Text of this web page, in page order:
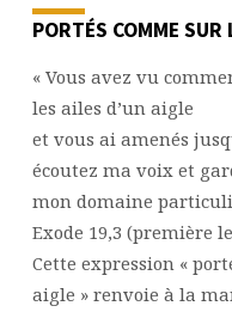
MOTS
DE
LA
BIBLE
PORTÉS COMME SUR
« Vous avez vu
les ailes d’un aigle
et vous ai amenés
écoutez ma voix et
mon domaine
Exode 19,3 (première
Cette expression «
aigle » renvoie à la